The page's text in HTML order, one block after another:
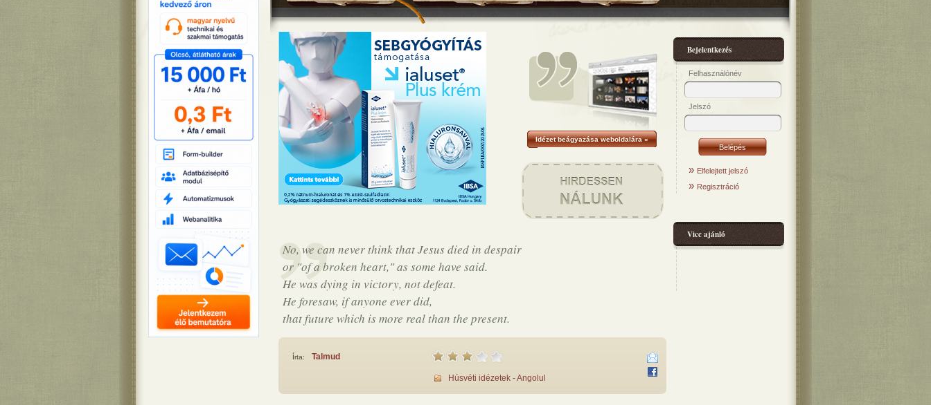
Idézet beágyazása weboldalára »
No, we can never think that Jesus died in despair
or "of a broken heart," as some have said.
He was dying in victory, not defeat.
He foresaw, if anyone ever did,
that future which is more real than the present.
Írta: Talmud
Húsvéti idézetek - Angolul
Bejelentkezés
Felhasználónév
Jelszó
» Elfelejtett jelszó
» Regisztráció
Vicc ajánló